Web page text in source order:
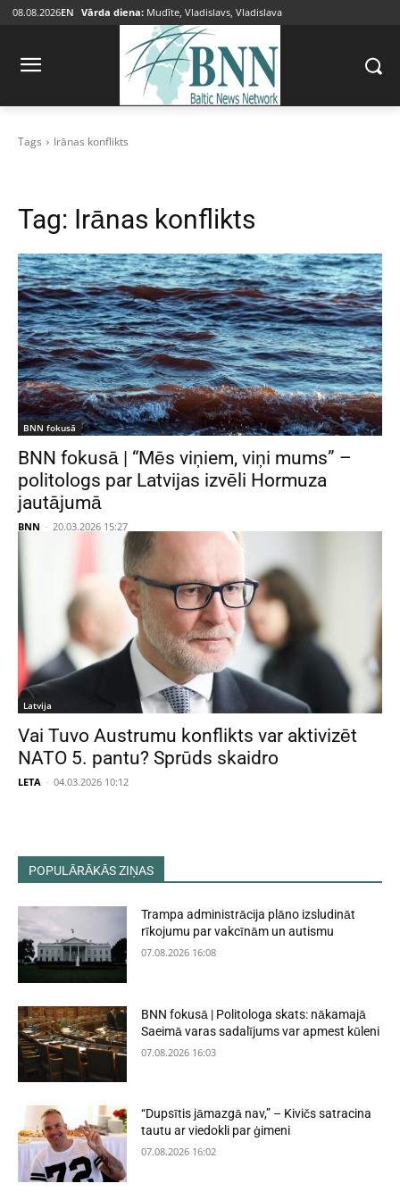
08.08.2026EN Vārda diena: Mudīte, Vladislavs, Vladislava
Tags Irānas konflikts
Tag: Irānas konflikts
BNN fokusā
BNN fokusā | “Mēs viņiem, viņi mums” –
politologs par Latvijas izvēli Hormuza
jautājumā
BNN - 20.03.2026 15:27
Latvija
Vai Tuvo Austrumu konflikts var aktivizēt
NATO 5. pantu? Sprūds skaidro
LETA - 04.03.2026 10:12
POPULĀRĀKĀS ZIŅAS
Trampa administrācija plāno izsludināt
rīkojumu par vakcīnām un autismu
07.08.2026 16:08
BNN fokusā | Politologa skats: nākamajā
Saeimā varas sadalījums var apmest kūleni
07.08.2026 16:03
“Dupsītis jāmazgā nav,” – Kivičs satracina
tautu ar viedokli par ģimeni
07.08.2026 16:02